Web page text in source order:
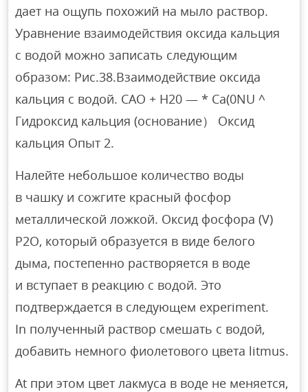
дает на ощупь похожий на мыло раствор.
Уравнение взаимодействия оксида кальция
с водой можно записать следующим
образом: Рис.38.Взаимодействие оксида
кальция с водой. САО + Н20 — * Са(0NU ^
Гидроксид кальция (основание） Оксид
кальция Опыт 2.
Налейте небольшое количество воды
в чашку и сожгите красный фосфор
металлической ложкой. Оксид фосфора (V)
P2O, который образуется в виде белого
дыма, постепенно растворяется в воде
и вступает в реакцию с водой. Это
подтверждается в следующем experiment.
In полученный раствор смешать с водой,
добавить немного фиолетового цвета litmus.
At при этом цвет лакмуса в воде не меняется,